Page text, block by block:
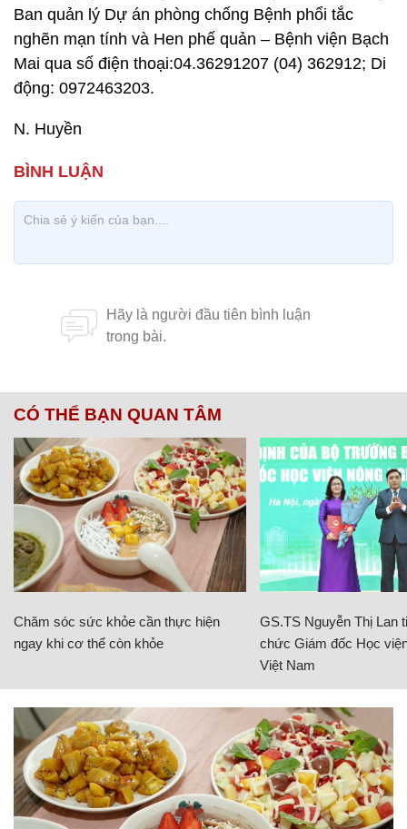
Ban quản lý Dự án phòng chống Bệnh phổi tắc
nghẽn mạn tính và Hen phế quản – Bệnh viện Bạch
Mai qua số điện thoại:04.36291207 (04) 362912; Di
động: 0972463203.
N. Huyền
CÓ THỂ BẠN QUAN TÂM
Chăm sóc sức khỏe cần thực hiện
ngay khi cơ thể còn khỏe
GS.TS Nguyễn Thị Lan
chức Giám đốc Học
Việt Nam